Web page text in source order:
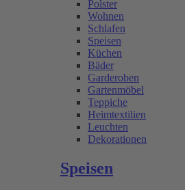
Polster
Wohnen
Schlafen
Speisen
Küchen
Bäder
Garderoben
Gartenmöbel
Teppiche
Heimtextilien
Leuchten
Dekorationen
Speisen